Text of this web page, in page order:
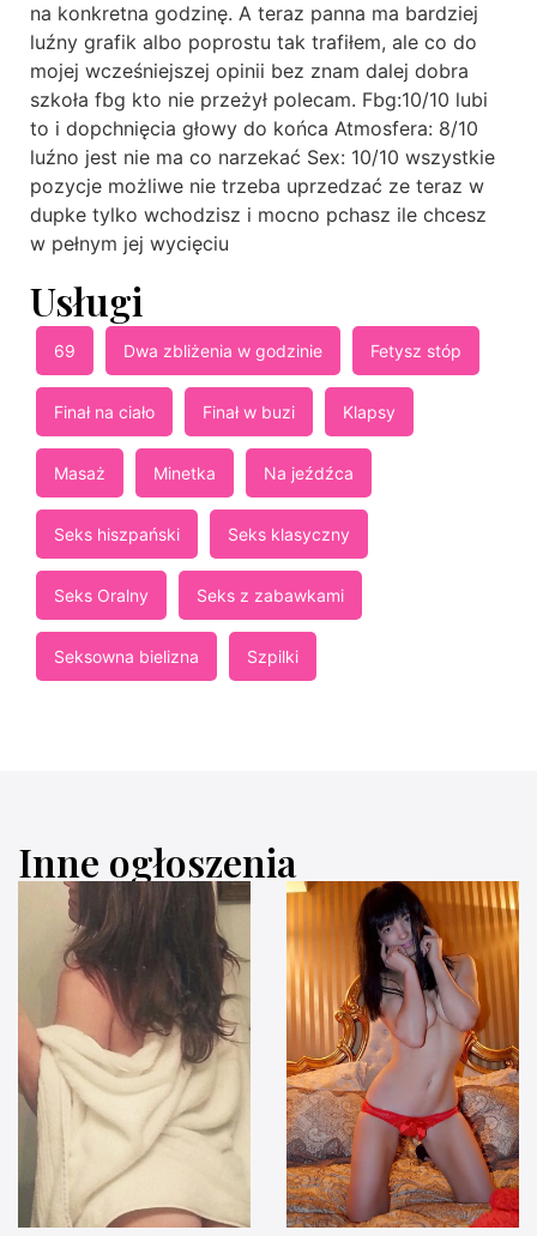
na konkretna godzinę. A teraz panna ma bardziej
luźny grafik albo poprostu tak trafiłem, ale co do
mojej wcześniejszej opinii bez znam dalej dobra
szkoła fbg kto nie przeżył polecam. Fbg:10/10 lubi
to i dopchnięcia głowy do końca Atmosfera: 8/10
luźno jest nie ma co narzekać Sex: 10/10 wszystkie
pozycje możliwe nie trzeba uprzedzać ze teraz w
dupke tylko wchodzisz i mocno pchasz ile chcesz
w pełnym jej wycięciu
Usługi
69 Dwa zbliżenia w godzinie Fetysz stóp
Finał na ciało Finał w buzi Klapsy
Masaż Minetka Na jeźdźca
Seks hiszpański Seks klasyczny
Seks Oralny Seks z zabawkami
Seksowna bielizna Szpilki
Inne ogłoszenia